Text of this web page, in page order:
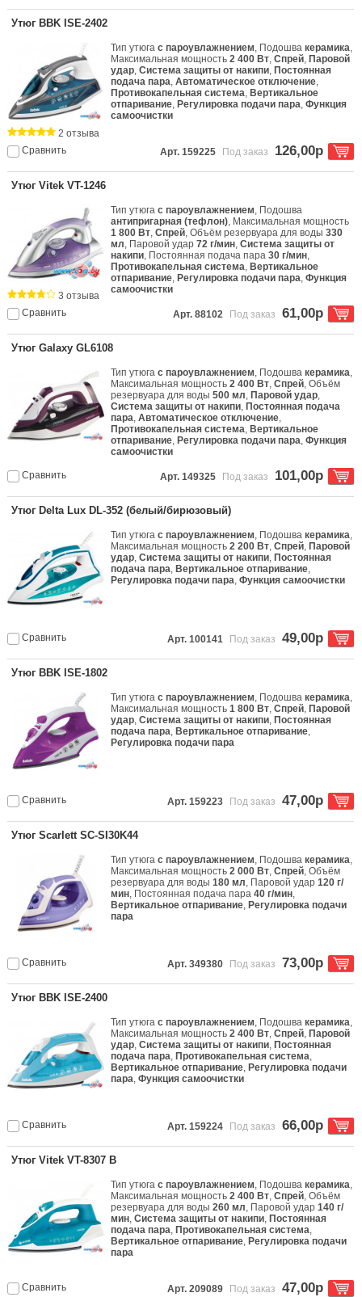
Утюг BBK ISE-2402
Тип утюгас пароувлажнением, Подошвакерамика,
Максимальная мощность2 400 Вт,Спрей, Паровой
удар,Система защиты от накипи, Постоянная
подача пара,Автоматическое отключение,
Противокапельная система, Вертикальное
отпаривание, Регулировка подачи пара,Функция
самоочистки
Сравнить
2 отзыва
Арт. 159225
Под заказ 126,00р
Утюг Vitek VT-1246
Тип утюгас пароувлажнением, Подошва
антипригарная (тефлон), Максимальная мощность
1 800 Вт,Спрей, Объём резервуара для воды330
мл, Паровой удар72 г/мин,Система защиты от
накипи, Постоянная подача пара30 г/мин,
Противокапельная система, Вертикальное
отпаривание, Регулировка подачи пара,Функция
самоочистки
Сравнить
3 отзыва
Арт. 88102
Под заказ 61,00р
Утюг Galaxy GL6108
Тип утюгас пароувлажнением, Подошвакерамика,
Максимальная мощность2 400 Вт,Спрей, Объём
резервуара для воды500 мл, Паровой удар,
Система защиты от накипи, Постоянная подача
пара,Автоматическое отключение,
Противокапельная система, Вертикальное
отпаривание, Регулировка подачи пара,Функция
самоочистки
Сравнить Арт. 149325 Под заказ 101,00р
Утюг Delta Lux DL-352 (белый/бирюзовый)
Тип утюгас пароувлажнением, Подошвакерамика,
Максимальная мощность2 200 Вт,Спрей, Паровой
удар,Система защиты от накипи, Постоянная
подача пара, Вертикальное отпаривание,
Регулировка подачи пара,Функция самоочистки
Сравнить Арт. 100141 Под заказ 49,00р
Утюг BBK ISE-1802
Тип утюгас пароувлажнением, Подошвакерамика,
Максимальная мощность1 800 Вт,Спрей, Паровой
удар,Система защиты от накипи, Постоянная
подача пара, Вертикальное отпаривание,
Регулировка подачи пара
Сравнить Арт. 159223 Под заказ 47,00р
Утюг Scarlett SC-SI30K44
Тип утюгас пароувлажнением, Подошвакерамика,
Максимальная мощность2 000 Вт,Спрей, Объём
резервуара для воды180 мл, Паровой удар120 г/
мин, Постоянная подача пара40 г/мин,
Вертикальное отпаривание, Регулировка подачи
пара
Сравнить Арт. 349380 Под заказ 73,00р
Утюг BBK ISE-2400
Тип утюгас пароувлажнением, Подошвакерамика,
Максимальная мощность2 400 Вт,Спрей, Паровой
удар,Система защиты от накипи, Постоянная
подача пара, Противокапельная система,
Вертикальное отпаривание, Регулировка подачи
пара,Функция самоочистки
Сравнить Арт. 159224 Под заказ 66,00р
Утюг Vitek VT-8307 B
Тип утюгас пароувлажнением, Подошвакерамика,
Максимальная мощность2 400 Вт,Спрей, Объём
резервуара для воды260 мл, Паровой удар140 г/
мин,Система защиты от накипи, Постоянная
подача пара, Противокапельная система,
Вертикальное отпаривание, Регулировка подачи
пара
Сравнить Арт. 209089 Под заказ 47,00р